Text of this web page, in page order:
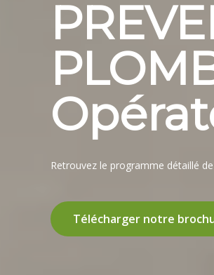
Retrouvez le programme détaillé
Télécharger notre